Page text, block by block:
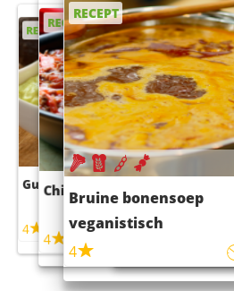
RECEPT
Guacamole
4
RECEPT
Chili con carne
4 45m
RECEPT
Bruine bonensoep
veganistisch
4
RECEPT
Sushi rijstsalade
maaltijdsalade
RECEPT
4